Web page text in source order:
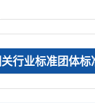
行业标准团体标